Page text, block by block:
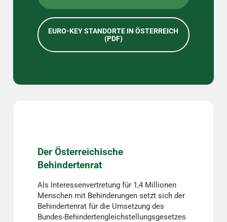
EURO-KEY STANDORTE IN ÖSTERREICH
(PDF)
Der Österreichische
Behindertenrat
Als Interessenvertretung für 1,4 Millionen
Menschen mit Behinderungen setzt sich der
Behindertenrat für die Umsetzung des
Bundes-Behindertengleichstellungsgesetzes